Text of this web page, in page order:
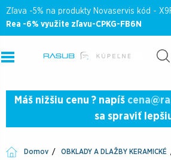
Zľava -5% na produkty Novaservis kód -
Rea -6% využite zľavu-CPKG-FB6N
Máš nižšiu cenu ? napíš
sa spraviť
Domov OBKLADY A DLAŽBY KERAMICKÉ